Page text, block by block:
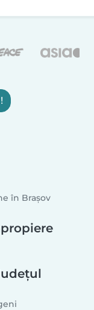
în Brașov